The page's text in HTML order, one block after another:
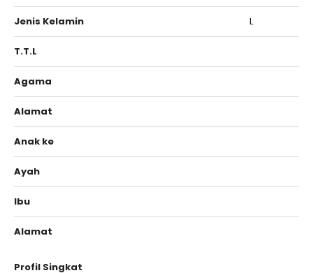
Jenis Kelamin L
T.T.L
Agama
Alamat
Anak ke
Ayah
Ibu
Alamat
Profil Singkat